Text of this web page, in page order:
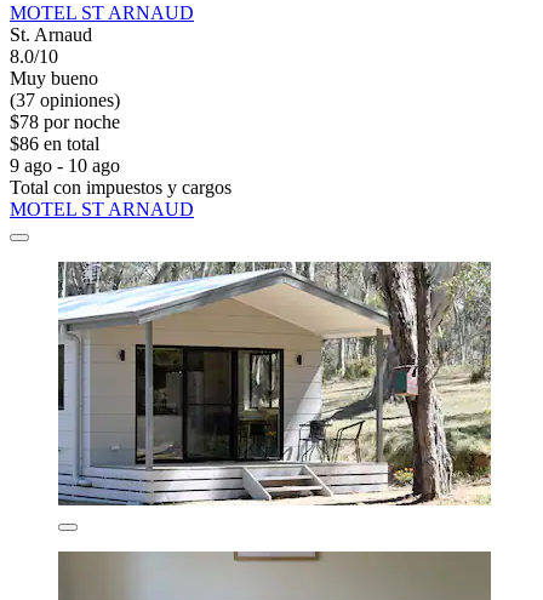
MOTEL ST ARNAUD
St. Arnaud
8.0/10
Muy bueno
(37 opiniones)
$78 por noche
$86 en total
9 ago - 10 ago
Total con impuestos y cargos
MOTEL ST ARNAUD